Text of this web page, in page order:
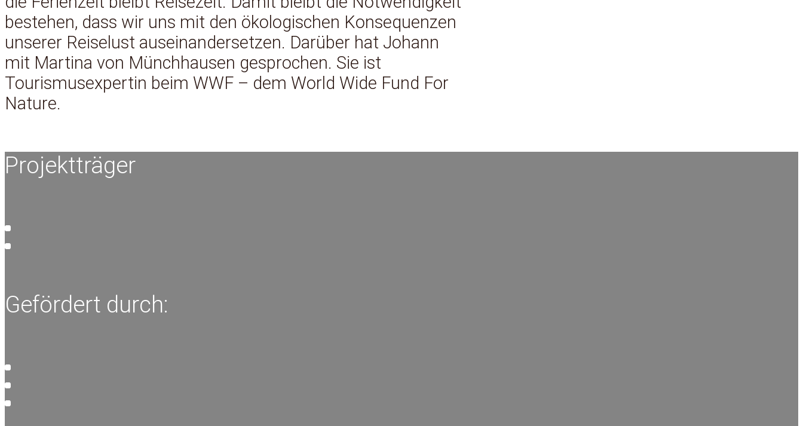
bestehen, dass wir uns mit den ökologischen Konsequenzen
unserer Reiselust auseinandersetzen. Darüber hat Johann
mit Martina von Münchhausen gesprochen. Sie ist
Tourismusexpertin beim WWF – dem World Wide Fund For
Nature.
Projektträger
Gefördert durch: